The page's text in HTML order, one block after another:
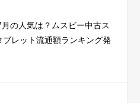
の人気は？ムスビー中古ス
ブレット流通額ランキング発